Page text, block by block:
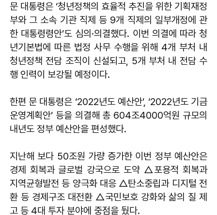
문 대통령은 ‘청년정책의 효율적 추진을 위한 기획재정
부와 그 소속 기관 직제 등 9개 직제의 일부개정에 관
한 대통령령안’도 심의·의결했다. 이번 의결에 따라 청
년기본법에 따른 법정 사무 수행을 위해 4개 부처 내
청년정책 전담 조직이 신설되고, 5개 부처 내 전담 수
행 인력이 보강될 예정이다.
한편 문 대통령은 ‘2022년도 예산안’, ‘2022년도 기금
운영계획안’ 등을 의결해 총 604조4000억원 규모의
내년도 정부 예산안을 편성했다.
지난해 보다 50조원 가량 증가한 이번 정부 예산안은
경제 회복과 글로벌 강국으로 도약 △포용적 회복과
지역균형발전 등 양극화 대응 △탄소중립과 디지털 전
환 등 경제구조 대전환 △국민보호 강화와 삶의 질 제
고 등 4대 투자 분야에 중점을 뒀다.